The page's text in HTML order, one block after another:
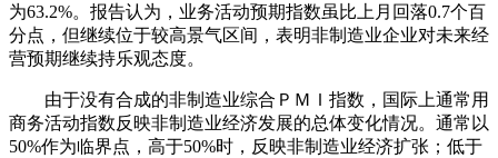
为63.2%。报告认为，业务活动预期指数虽比上月回落0.7个百
分点，但继续位于较高景气区间，表明非制造业企业对未来经
营预期继续持乐观态度。
由于没有合成的非制造业综合ＰＭＩ指数，国际上通常用
商务活动指数反映非制造业经济发展的总体变化情况。通常以
50%作为临界点，高于50%时，反映非制造业经济扩张；低于